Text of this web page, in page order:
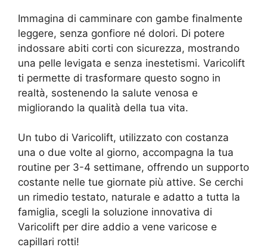
Immagina di camminare con gambe finalmente
leggere, senza gonfiore né dolori. Di potere
indossare abiti corti con sicurezza, mostrando
una pelle levigata e senza inestetismi. Varicolift
ti permette di trasformare questo sogno in
realtà, sostenendo la salute venosa e
migliorando la qualità della tua vita.
Un tubo di Varicolift, utilizzato con costanza
una o due volte al giorno, accompagna la tua
routine per 3-4 settimane, offrendo un supporto
costante nelle tue giornate più attive. Se cerchi
un rimedio testato, naturale e adatto a tutta la
famiglia, scegli la soluzione innovativa di
Varicolift per dire addio a vene varicose e
capillari rotti!